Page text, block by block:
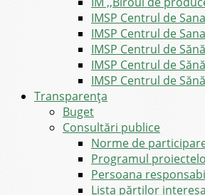
IMSP Centrul de
IMSP Centrul de
IMSP Centrul de
IMSP Centrul de
IMSP Centrul de
Transparența
Buget
Consultări publice
Norme de
Programul
Persoana
Lista părților